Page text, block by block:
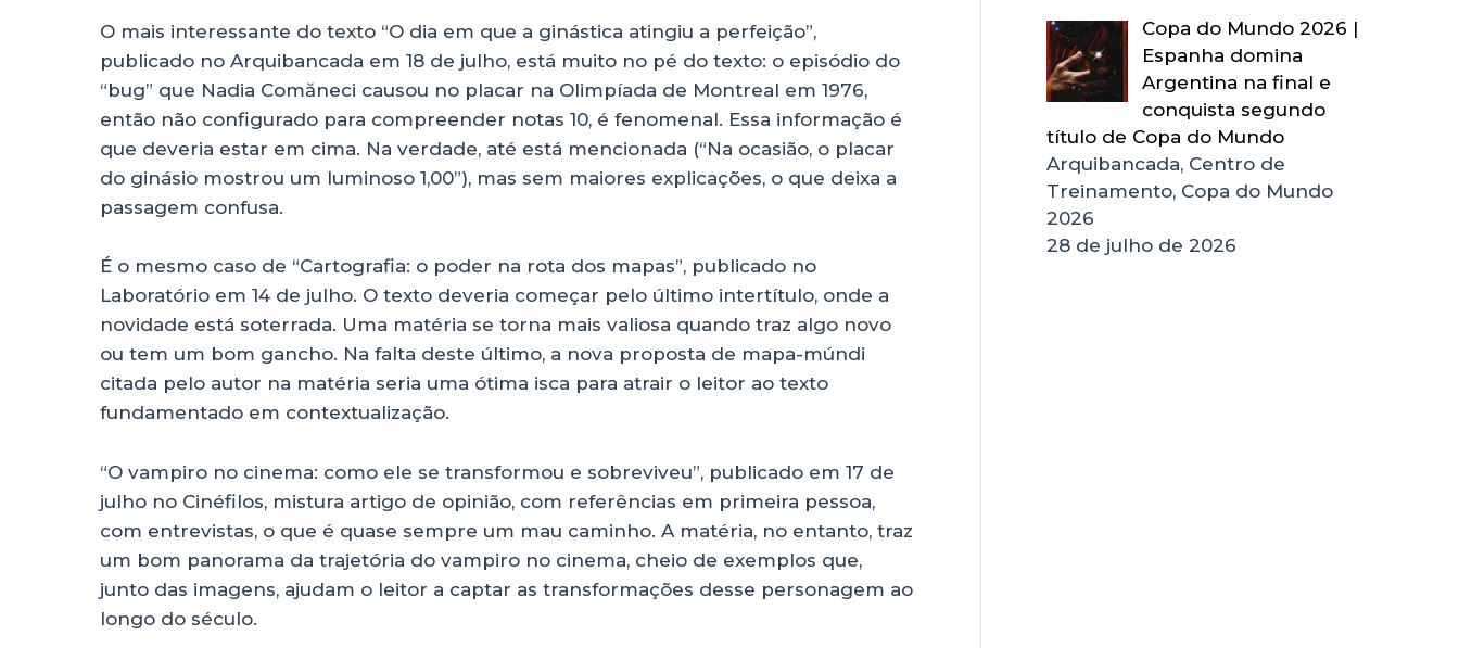
O mais interessante do texto “O dia em que a ginástica atingiu a perfeição”,
publicado no Arquibancada em 18 de julho, está muito no pé do texto: o episódio do
“bug” que Nadia Comăneci causou no placar na Olimpíada de Montreal em 1976,
então não configurado para compreender notas 10, é fenomenal. Essa informação é
que deveria estar em cima. Na verdade, até está mencionada (“Na ocasião, o placar
do ginásio mostrou um luminoso 1,00”), mas sem maiores explicações, o que deixa a
passagem confusa.
É o mesmo caso de “Cartografia: o poder na rota dos mapas”, publicado no
Laboratório em 14 de julho. O texto deveria começar pelo último intertítulo, onde a
novidade está soterrada. Uma matéria se torna mais valiosa quando traz algo novo
ou tem um bom gancho. Na falta deste último, a nova proposta de mapa-múndi
citada pelo autor na matéria seria uma ótima isca para atrair o leitor ao texto
fundamentado em contextualização.
“O vampiro no cinema: como ele se transformou e sobreviveu”, publicado em 17 de
julho no Cinéfilos, mistura artigo de opinião, com referências em primeira pessoa,
com entrevistas, o que é quase sempre um mau caminho. A matéria, no entanto, traz
um bom panorama da trajetória do vampiro no cinema, cheio de exemplos que,
junto das imagens, ajudam o leitor a captar as transformações desse personagem ao
longo do século.
Copa do Mundo 2026 |
Espanha domina
Argentina na final e
conquista segundo
título de Copa do Mundo
Arquibancada, Centro de
Treinamento, Copa do Mundo
2026
28 de julho de 2026